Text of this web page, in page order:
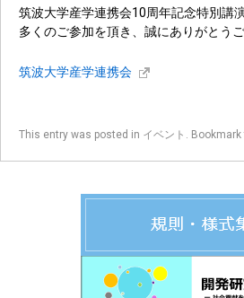
筑波大学産学連携会10周年記念特別講
多くのご参加を頂き、誠にありがとう
筑波大学産学連携会
This entry was posted in イベント . Bookmark